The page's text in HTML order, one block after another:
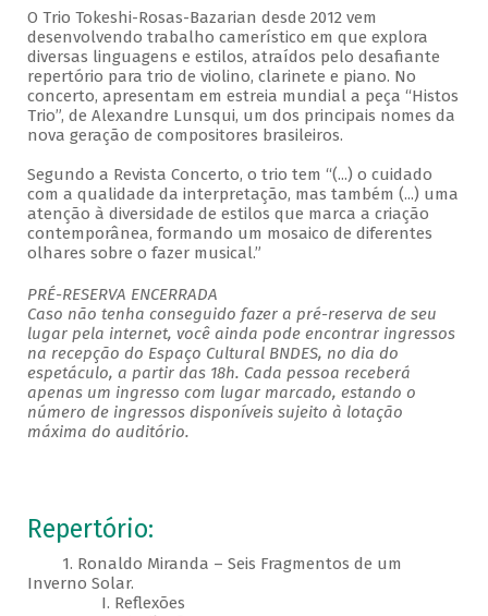
O Trio Tokeshi-Rosas-Bazarian desde 2012 vem
desenvolvendo trabalho camerístico em que explora
diversas linguagens e estilos, atraídos pelo desafiante
repertório para trio de violino, clarinete e piano. No
concerto, apresentam em estreia mundial a peça “Histos
Trio”, de Alexandre Lunsqui, um dos principais nomes da
nova geração de compositores brasileiros.
Segundo a Revista Concerto, o trio tem “(...) o cuidado
com a qualidade da interpretação, mas também (...) uma
atenção à diversidade de estilos que marca a criação
contemporânea, formando um mosaico de diferentes
olhares sobre o fazer musical.”
PRÉ-RESERVA ENCERRADA
Caso não tenha conseguido fazer a pré-reserva de seu
lugar pela internet, você ainda pode encontrar ingressos
na recepção do Espaço Cultural BNDES, no dia do
espetáculo, a partir das 18h. Cada pessoa receberá
apenas um ingresso com lugar marcado, estando o
número de ingressos disponíveis sujeito à lotação
máxima do auditório.
Repertório:
1. Ronaldo Miranda – Seis Fragmentos de um
Inverno Solar.
I. Reflexões